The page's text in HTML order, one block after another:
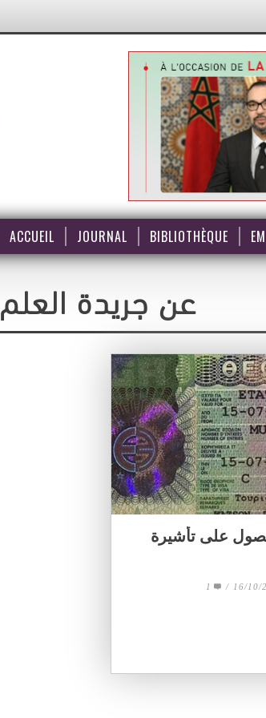
ACCUEIL JOURNAL BIBLIOTHÈQUE
عن جريدة العلم
على تأشيرة
16/10/
/
1